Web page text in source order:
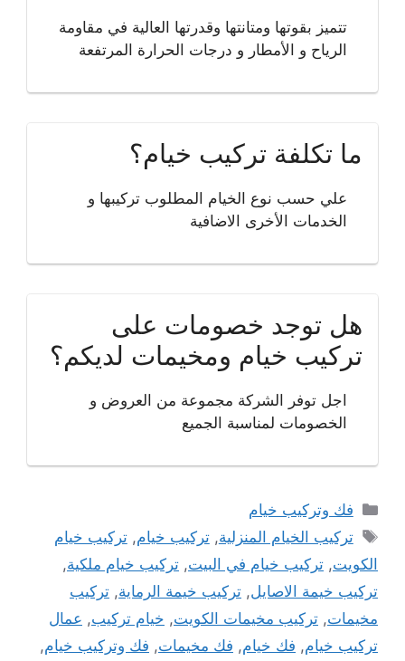
تتميز بقوتها ومتانتها وقدرتها العالية في مقاومة
الرياح و الأمطار و درجات الحرارة المرتفعة
ما تكلفة تركيب خيام؟
علي حسب نوع الخيام المطلوب تركيبها و
الخدمات الأخرى الاضافية
هل توجد خصومات على
تركيب خيام ومخيمات لديكم؟
اجل توفر الشركة مجموعة من العروض و
الخصومات لمناسبة الجميع
التصنيفات
فك وتركيب خيام
الوسوم
تركيب الخيام المنزلية,تركيب خيام,تركيب خيام
الكويت, تركيب خيام في البيت, تركيب خيام ملكية,
تركيب خيمة الاصايل, تركيب خيمة الرماية, تركيب
مخيمات, تركيب مخيمات الكويت, خيام تركيب, عمال
تركيب خيام, فك خيام, فك مخيمات, فك وتركيب خيام,